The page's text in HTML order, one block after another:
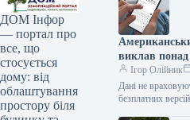
ДОМ Інфор
— портал про
все, що
стосується
дому: від
облаштування
простору біля
виклав понад
на ChatGPT.
Ігор Олійник
Дані не
безплатних